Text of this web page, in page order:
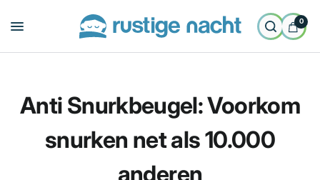
0
Anti Snurkbeugel: Voorkom
snurken net als 10.000
anderen